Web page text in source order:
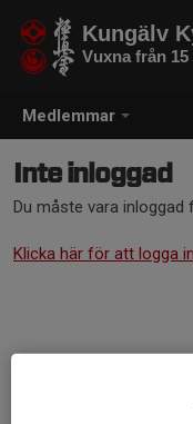
Medlemmar
Kungälv
Vuxna från
Inte inloggad
Du måste vara inloggad
Klicka här för att logga in